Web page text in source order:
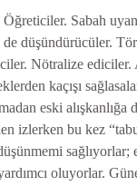
Sabah
düşündürücüler.
Nötralize
kaçışı
eski
izlerken bu kez
sağlıyorlar;
oluyorlar.